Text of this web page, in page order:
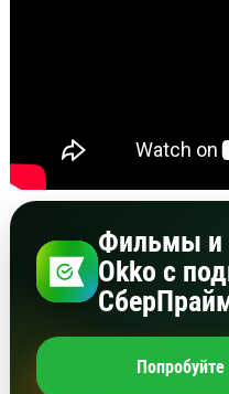
Фильмы и
Okko с